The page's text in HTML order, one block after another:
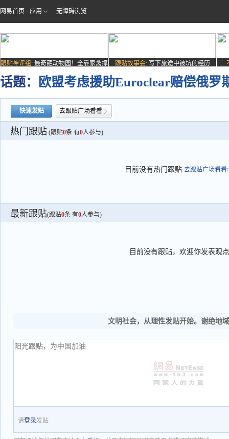
网易首页 应用 无障碍浏览
跟贴神评组: 最奇葩动物园！全靠家禽撑
场子
跟贴故事会: 写下旅途中被坑的经历
话题： 欧盟考虑援助Euroclear赔偿俄罗
快速发贴 去跟贴广场看看
热门跟贴 (跟贴0条 有0人参与)
目前没有热门跟贴 去跟贴广场看看
最新跟贴(跟贴0条 有0人参与)
目前没有跟贴，欢迎你发表观点
文明社会，从理性发贴开始。谢绝地
请登录发贴